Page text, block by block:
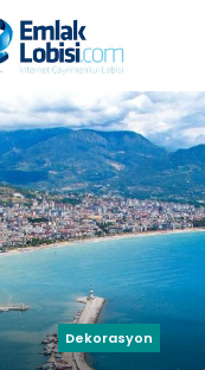
Dekorasyon